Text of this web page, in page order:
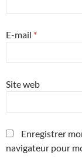
E-mail *
Site web
Enregistrer
navigateur pour